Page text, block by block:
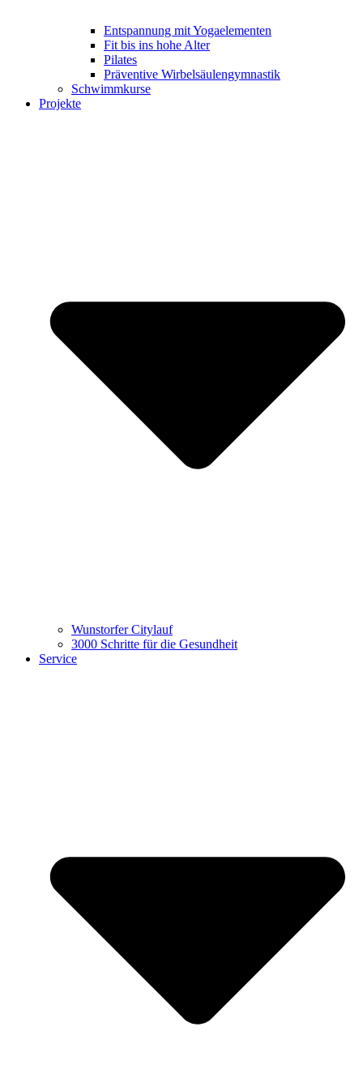
Entspannung mit Yogaelementen
Fit bis ins hohe Alter
Pilates
Präventive Wirbelsäulengymnastik
Schwimmkurse
Projekte
Wunstorfer Citylauf
3000 Schritte für die Gesundheit
Service